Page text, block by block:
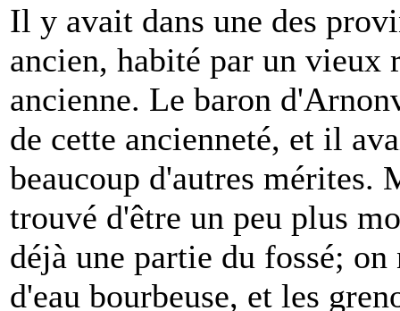
Il y avait dans une des
ancien, habité par un vieux
ancienne. Le baron
de cette ancienneté, et il
beaucoup d'autres mérites.
trouvé d'être un peu plus
déjà une partie du fossé;
d'eau bourbeuse, et les